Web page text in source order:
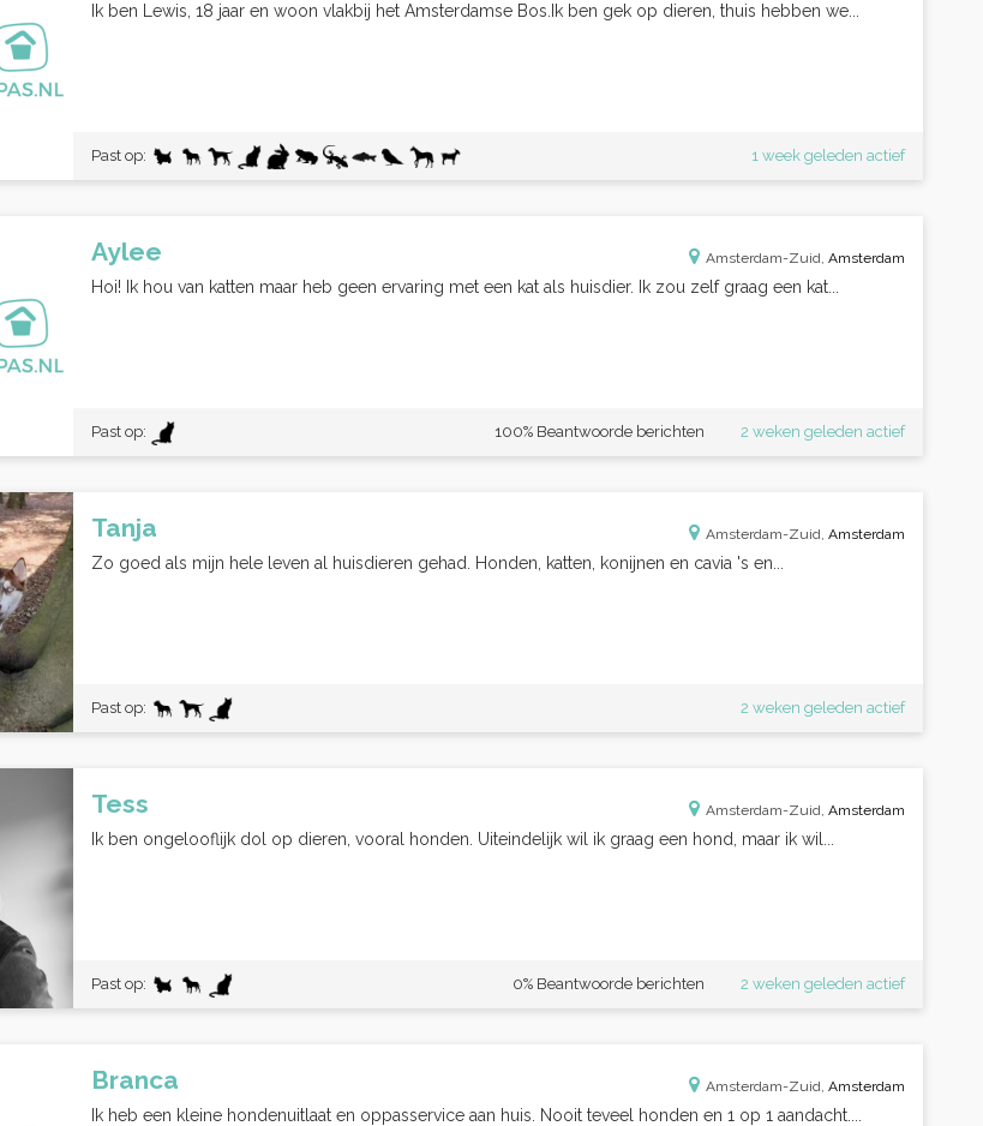
Ik ben Lewis, 18 jaar en woon vlakbij het Amsterdamse Bos.Ik ben gek op dieren, thuis hebben we...
Past op: 1 week geleden actief
Aylee Amsterdam-Zuid, Amsterdam
Hoi! Ik hou van katten maar heb geen ervaring met een kat als huisdier. Ik zou zelf graag een kat...
Past op: 2 weken geleden actief
100% Beantwoorde berichten
Tanja Amsterdam-Zuid, Amsterdam
Zo goed als mijn hele leven al huisdieren gehad. Honden, katten, konijnen en cavia 's en...
Past op: 2 weken geleden actief
Tess Amsterdam-Zuid, Amsterdam
Ik ben ongelooflijk dol op dieren, vooral honden. Uiteindelijk wil ik graag een hond, maar ik wil...
Past op: 2 weken geleden actief
0% Beantwoorde berichten
Branca Amsterdam-Zuid, Amsterdam
Ik heb een kleine hondenuitlaat en oppasservice aan huis. Nooit teveel honden en 1 op 1 aandacht....